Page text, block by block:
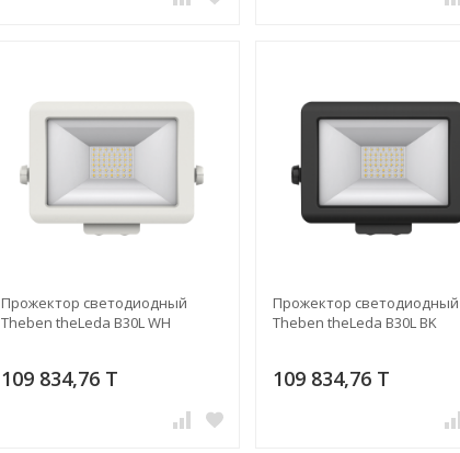
Прожектор светодиодный
Theben theLeda B30L WH
109 834,76 T
Прожектор светодиодный
Theben theLeda B30L BK
109 834,76 T